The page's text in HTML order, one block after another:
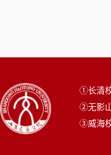
①长清
②无影
③威海